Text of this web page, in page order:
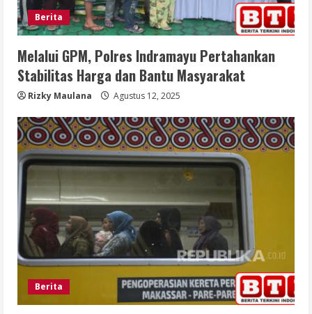
Berita
Melalui GPM, Polres Indramayu Pertahankan
Stabilitas Harga dan Bantu Masyarakat
Rizky Maulana Agustus 12, 2025
Berita